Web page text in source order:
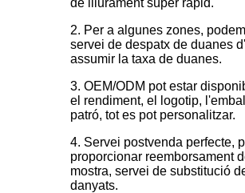
2. Per a algunes zones,
servei de despatx de duanes
assumir la taxa de duanes.
3. OEM/ODM pot estar
el rendiment, el logotip,
patró, tot es pot personalitzar.
4. Servei postvenda perfecte,
proporcionar reemborsament
mostra, servei de substitució
danyats.